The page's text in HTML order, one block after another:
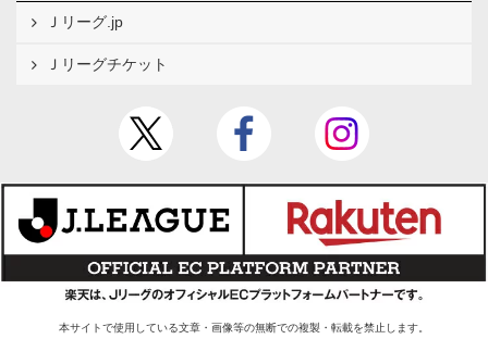
Ｊリーグ.jp
Ｊリーグチケット
本サイトで使用している文章・画像等の無断での複製・転載を禁止します。